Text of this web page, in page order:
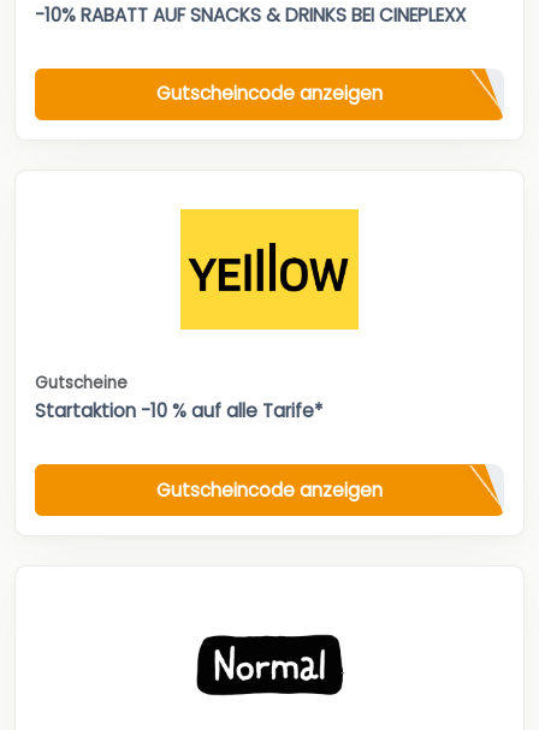
-10% RABATT AUF SNACKS & DRINKS BEI CINEPLEXX
Gutscheincode anzeigen
Gutscheine
Startaktion -10 % auf alle Tarife*
Gutscheincode anzeigen